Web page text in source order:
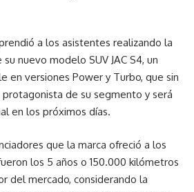
a los asistentes realizando la
nuevo modelo SUV JAC S4, un
en versiones Power y Turbo, que sin
de su segmento y será
en los próximos días.
que la marca ofreció a los
los 5 años o 150.000 kilómetros
del mercado, considerando la